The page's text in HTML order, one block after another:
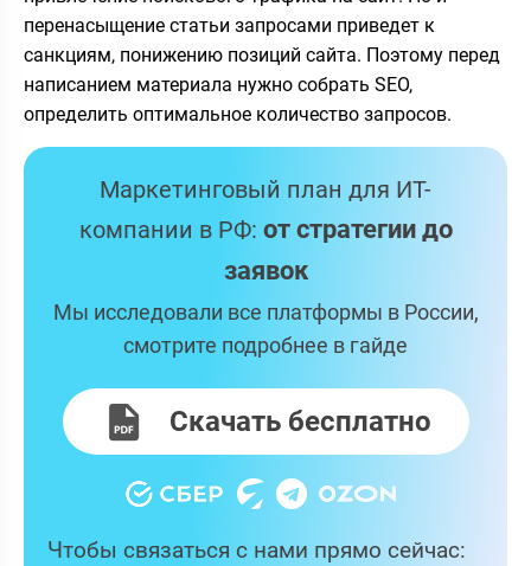
перенасыщение статьи запросами приведет к
санкциям, понижению позиций сайта. Поэтому перед
написанием материала нужно собрать SEO,
определить оптимальное количество запросов.
Маркетинговый план для ИТ-
компании в РФ: от стратегии до
заявок
Мы исследовали все платформы в России,
смотрите подробнее в гайде
Скачать бесплатно
Чтобы связаться с нами прямо сейчас: